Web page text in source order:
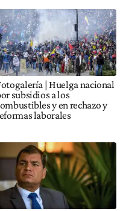
| Huelga nacional
subsidios a los
y en rechazo y
laborales